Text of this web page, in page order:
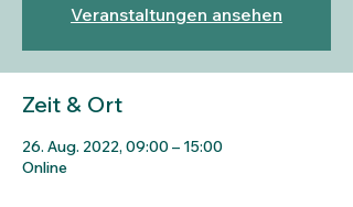
Veranstaltungen ansehen
Zeit & Ort
26. Aug. 2022, 09:00 – 15:00
Online